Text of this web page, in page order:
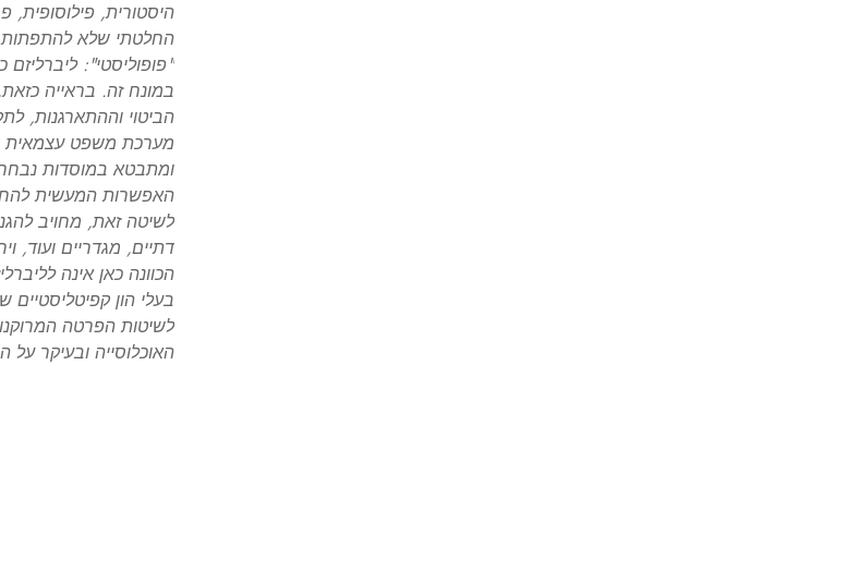
היסטורית, פילוסופית,
החלטתי שלא
"פופוליסטי":
במונח זה. בראייה
הביטוי וההתארגנות,
מערכת משפט עצמאית
ומתבטא במוסדות
האפשרות המעשית
לשיטה זאת, מחויב
דתיים, מגדריים ועוד,
הכוונה כאן אינה
בעלי הון קפיטליסטיים
לשיטות הפרטה
האוכלוסייה ובעיקר